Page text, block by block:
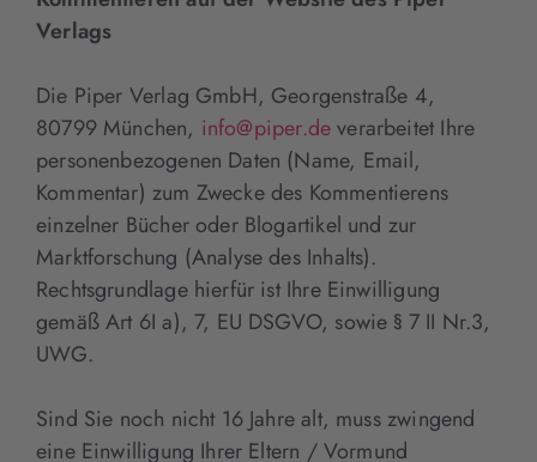
Verlags
Die Piper Verlag GmbH, Georgenstraße 4,
80799 München, info@piper.deverarbeitet Ihre
personenbezogenen Daten (Name, Email,
Kommentar) zum Zwecke des Kommentierens
einzelner Bücher oder Blogartikel und zur
Marktforschung (Analyse des Inhalts).
Rechtsgrundlage hierfür ist Ihre Einwilligung
gemäß Art 6I a), 7, EU DSGVO, sowie § 7 II Nr.3,
UWG.
Sind Sie noch nicht 16 Jahre alt, muss zwingend
eine Einwilligung Ihrer Eltern / Vormund